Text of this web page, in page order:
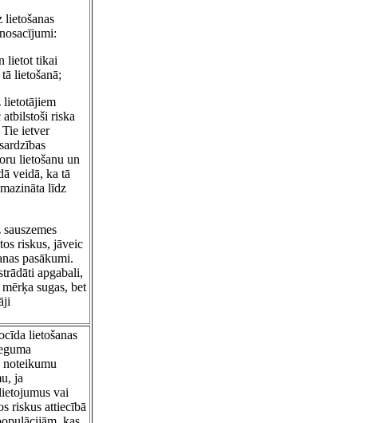
lietošanas
lietot tikai
lietošanā;
lietotājiem
riska
Tie ietver
lietošanu un
veidā, ka tā
līdz
riskus, jāveic
pasākumi.
apgabali,
sugas, bet
lietošanas
noteikumu
ja
vai
riskus attiecībā